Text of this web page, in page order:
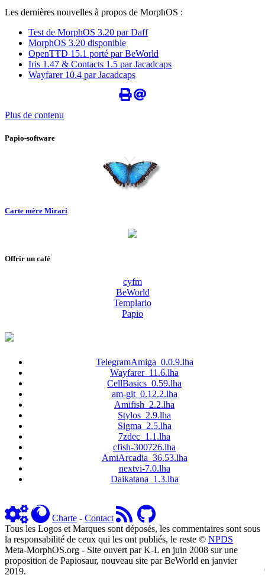
Les dernières nouvelles à propos de MorphOS :
Test de MorphOS 3.20 par Daff
MorphOS 3.20 disponible
OpenTTD 15.1 porté par BeWorld
Iris 1.47 & Contacts 1.5 par Jacadcaps
Wayfarer 10.4 par Jacadcaps
Plus de contenu
Papio-software
Carte mère Mirari
Offrir un café
cyfm
BeWorld
Templario
Papio
TelegramAmiga_0.0.9.lha
Wayfarer_11.6.lha
CellBasics_0.59.lha
am-git_0.12.2.lha
Amifish_2.2.lha
Stylos_2.9.lha
Sigma_2.5.lha
7zdec_1.1.lha
cfish-300726.lha
AmiArcadia_36.53.lha
nextvi-7.0.lha
Daikatana_1.3.lha
Charte - Contact
Tous les Logos et Marques sont déposés, les commentaires sont sous
la responsabilité de ceux qui les ont publiés, le reste © NPDS
Meta-MorphOS.org - Site ouvert par K-L en juin 2008 sur une
proposition de Papiosaur, nouveau site par BeWorld en janvier
2019.